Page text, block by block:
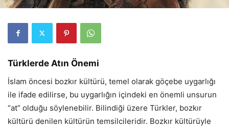
Türklerde Atın Önemi
İslam öncesi bozkır kültürü, temel olarak göçebe uygarlığı
ile ifade edilirse, bu uygarlığın içindeki en önemli unsurun
“at” olduğu söylenebilir. Bilindiği üzere Türkler, bozkır
kültürü denilen kültürün temsilcileridir. Bozkır kültürüyle